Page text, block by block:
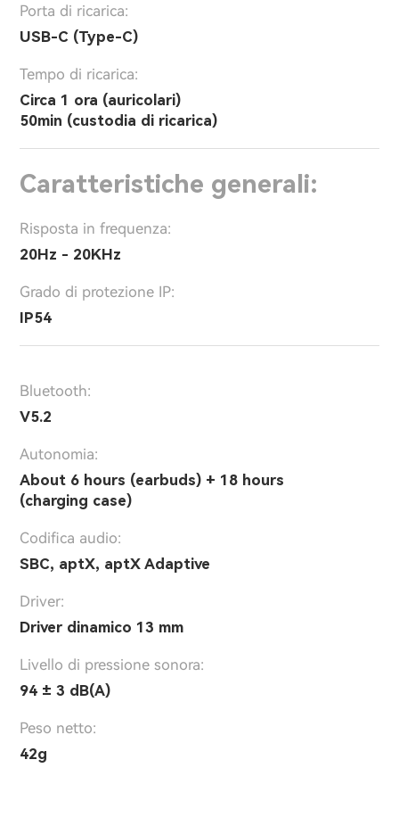
Porta di ricarica:
USB-C (Type-C)
Tempo di ricarica:
Circa 1 ora (auricolari)
50min (custodia di ricarica)
Caratteristiche generali:
Risposta in frequenza:
20Hz - 20KHz
Grado di protezione IP:
IP54
Bluetooth:
V5.2
Autonomia:
About 6 hours (earbuds) + 18 hours
(charging case)
Codifica audio:
SBC, aptX, aptX Adaptive
Driver:
Driver dinamico 13 mm
Livello di pressione sonora:
94 ± 3 dB(A)
Peso netto:
42g